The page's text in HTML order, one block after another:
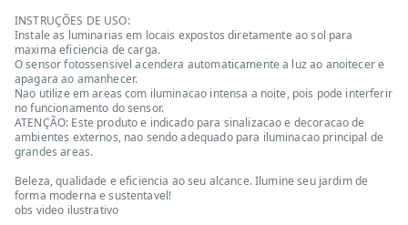
INSTRUÇÕES DE USO:
Instale as luminarias em locais expostos diretamente ao sol para
maxima eficiencia de carga.
O sensor fotossensivel acendera automaticamente a luz ao anoitecer e
apagara ao amanhecer.
Nao utilize em areas com iluminacao intensa a noite, pois pode interferir
no funcionamento do sensor.
ATENÇÃO: Este produto e indicado para sinalizacao e decoracao de
ambientes externos, nao sendo adequado para iluminacao principal de
grandes areas.
Beleza, qualidade e eficiencia ao seu alcance. Ilumine seu jardim de
forma moderna e sustentavel!
obs video ilustrativo